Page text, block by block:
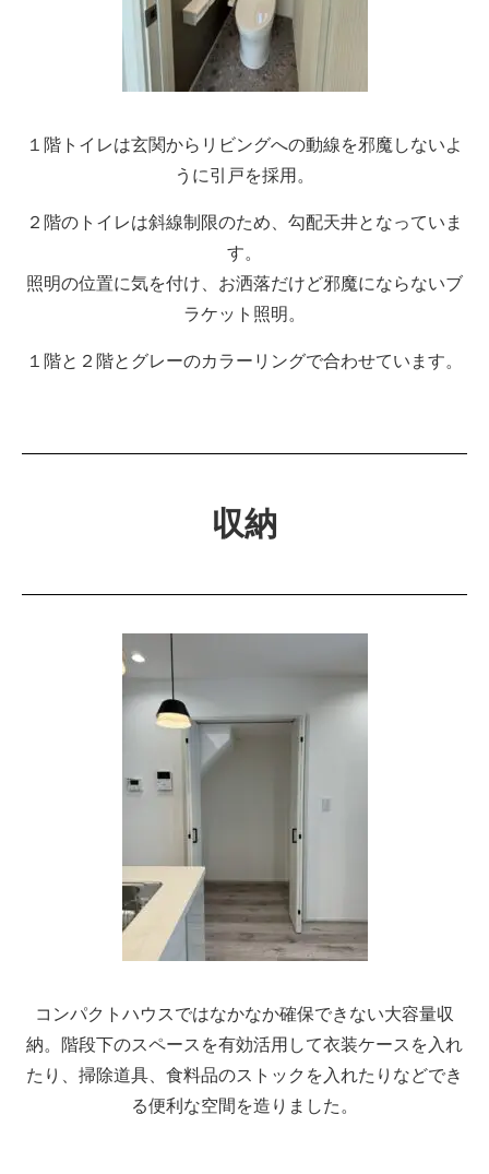
１階トイレは玄関からリビングへの動線を邪魔しないよ
うに引戸を採用。
２階のトイレは斜線制限のため、勾配天井となっていま
す。
照明の位置に気を付け、お洒落だけど邪魔にならないブ
ラケット照明。
１階と２階とグレーのカラーリングで合わせています。
収納
コンパクトハウスではなかなか確保できない大容量収
納。階段下のスペースを有効活用して衣装ケースを入れ
たり、掃除道具、食料品のストックを入れたりなどでき
る便利な空間を造りました。